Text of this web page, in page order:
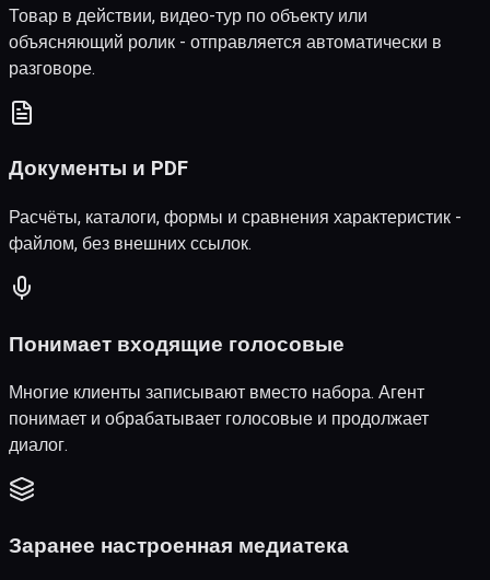
Товар в действии, видео-тур по объекту или
объясняющий ролик - отправляется автоматически в
разговоре.
Документы и PDF
Расчёты, каталоги, формы и сравнения характеристик -
файлом, без внешних ссылок.
Понимает входящие голосовые
Многие клиенты записывают вместо набора. Агент
понимает и обрабатывает голосовые и продолжает
диалог.
Заранее настроенная медиатека